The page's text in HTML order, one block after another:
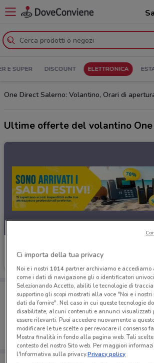
E SUPER DISCOUNT ELETTRONICA
One Direct Salerno: Volantino, Orari di
Ultime offerte del volantino
Porta DoveConviene sempre con te!
Puoi trovare le migliori offerte dei
salvarle e creare la tua lista del
dal tuo cellulare.
SCARICA
Ci importa della tua privacy
Noi e i nostri 1014partner archiviamo e accediamo
come i dati di navigazione gli o identificatori
Selezionando Accetto, abiliti le tecnologie di
supportino gli scopi mostrati alla voce "Noi e i
dati da fornire". Nel caso in cui queste tecnologie
disabilitate, alcuni contenuti e annunci visualizzati
essere rilevanti. Puoi accedere nuovamente a
modificare le tue scelte o per revocare il consenso
Mostra finalità in fondo alla pagina web. Tali
contesto del nostro Sito web. Per maggiori
l'Informativa sulla privacy.Privacy policy